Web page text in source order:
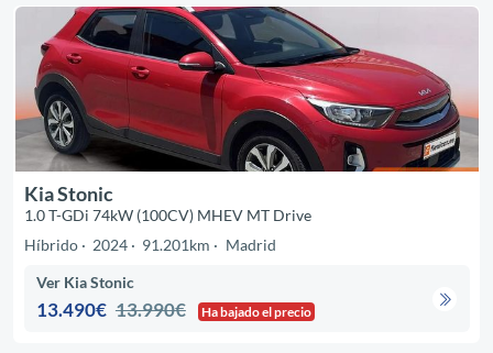
Kia Stonic
1.0 T-GDi 74kW (100CV) MHEV MT Drive
Híbrido
2024 91.201km Madrid
Ver Kia Stonic
13.490€ 13.990€ Ha bajado el precio